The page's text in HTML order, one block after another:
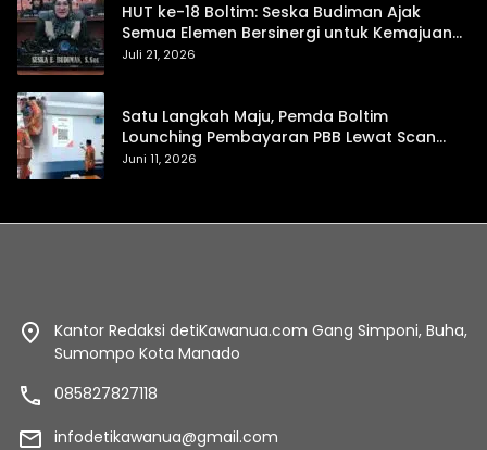
HUT ke-18 Boltim: Seska Budiman Ajak
Semua Elemen Bersinergi untuk Kemajuan
Daerah
Juli 21, 2026
Satu Langkah Maju, Pemda Boltim
Lounching Pembayaran PBB Lewat Scan
Qris
Juni 11, 2026
Kantor Redaksi detiKawanua.com Gang Simponi, Buha,
Sumompo Kota Manado
085827827118
infodetikawanua@gmail.com